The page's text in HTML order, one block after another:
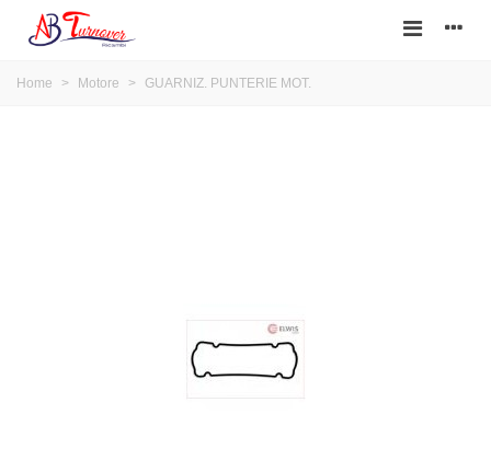
Home > Motore > GUARNIZ. PUNTERIE MOT.